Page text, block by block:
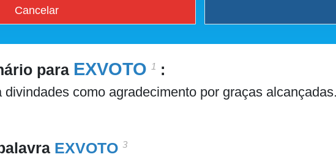
Cancelar
para EXVOTO 1 :
divindades como agradecimento por graças alcançadas.
EXVOTO 3